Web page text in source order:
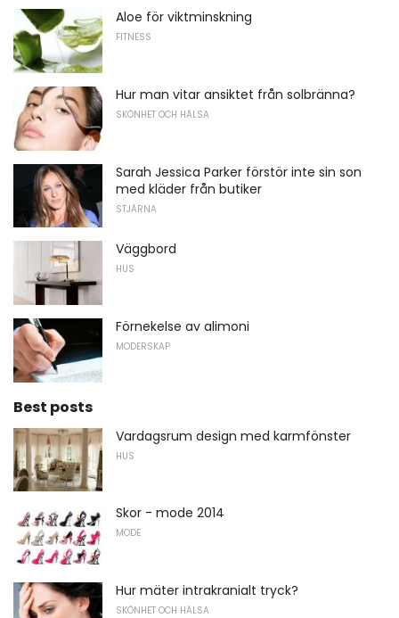
Aloe för viktminskning
FITNESS
Hur man vitar ansiktet från solbränna?
SKÖNHET OCH HÄLSA
Sarah Jessica Parker förstör inte sin son
med kläder från butiker
STJÄRNA
Väggbord
HUS
Förnekelse av alimoni
MODERSKAP
Best posts
Vardagsrum design med karmfönster
HUS
Skor - mode 2014
MODE
Hur mäter intrakranialt tryck?
SKÖNHET OCH HÄLSA